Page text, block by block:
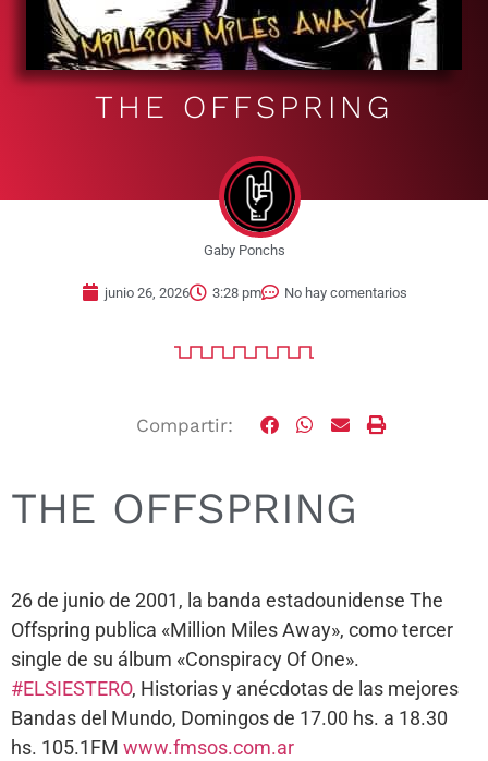
THE OFFSPRING
Gaby Ponchs
junio 26, 2026 3:28 pm No hay comentarios
Compartir:
THE OFFSPRING
26 de junio de 2001, la banda estadounidense The
Offspring publica «Million Miles Away», como tercer
single de su álbum «Conspiracy Of One».
#ELSIESTERO, Historias y anécdotas de las mejores
Bandas del Mundo, Domingos de 17.00 hs. a 18.30
hs. 105.1FM www.fmsos.com.ar